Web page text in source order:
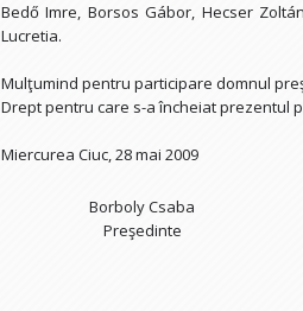
Bedő Imre, Borsos Gábor, Hecser
Lucretia.
Mulţumind pentru participare domnul
Drept pentru care s-a încheiat prezentul
Miercurea Ciuc, 28 mai 2009
Borboly Csaba
Preşedinte